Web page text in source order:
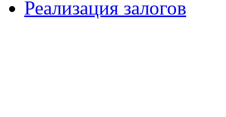
Реализация залогов